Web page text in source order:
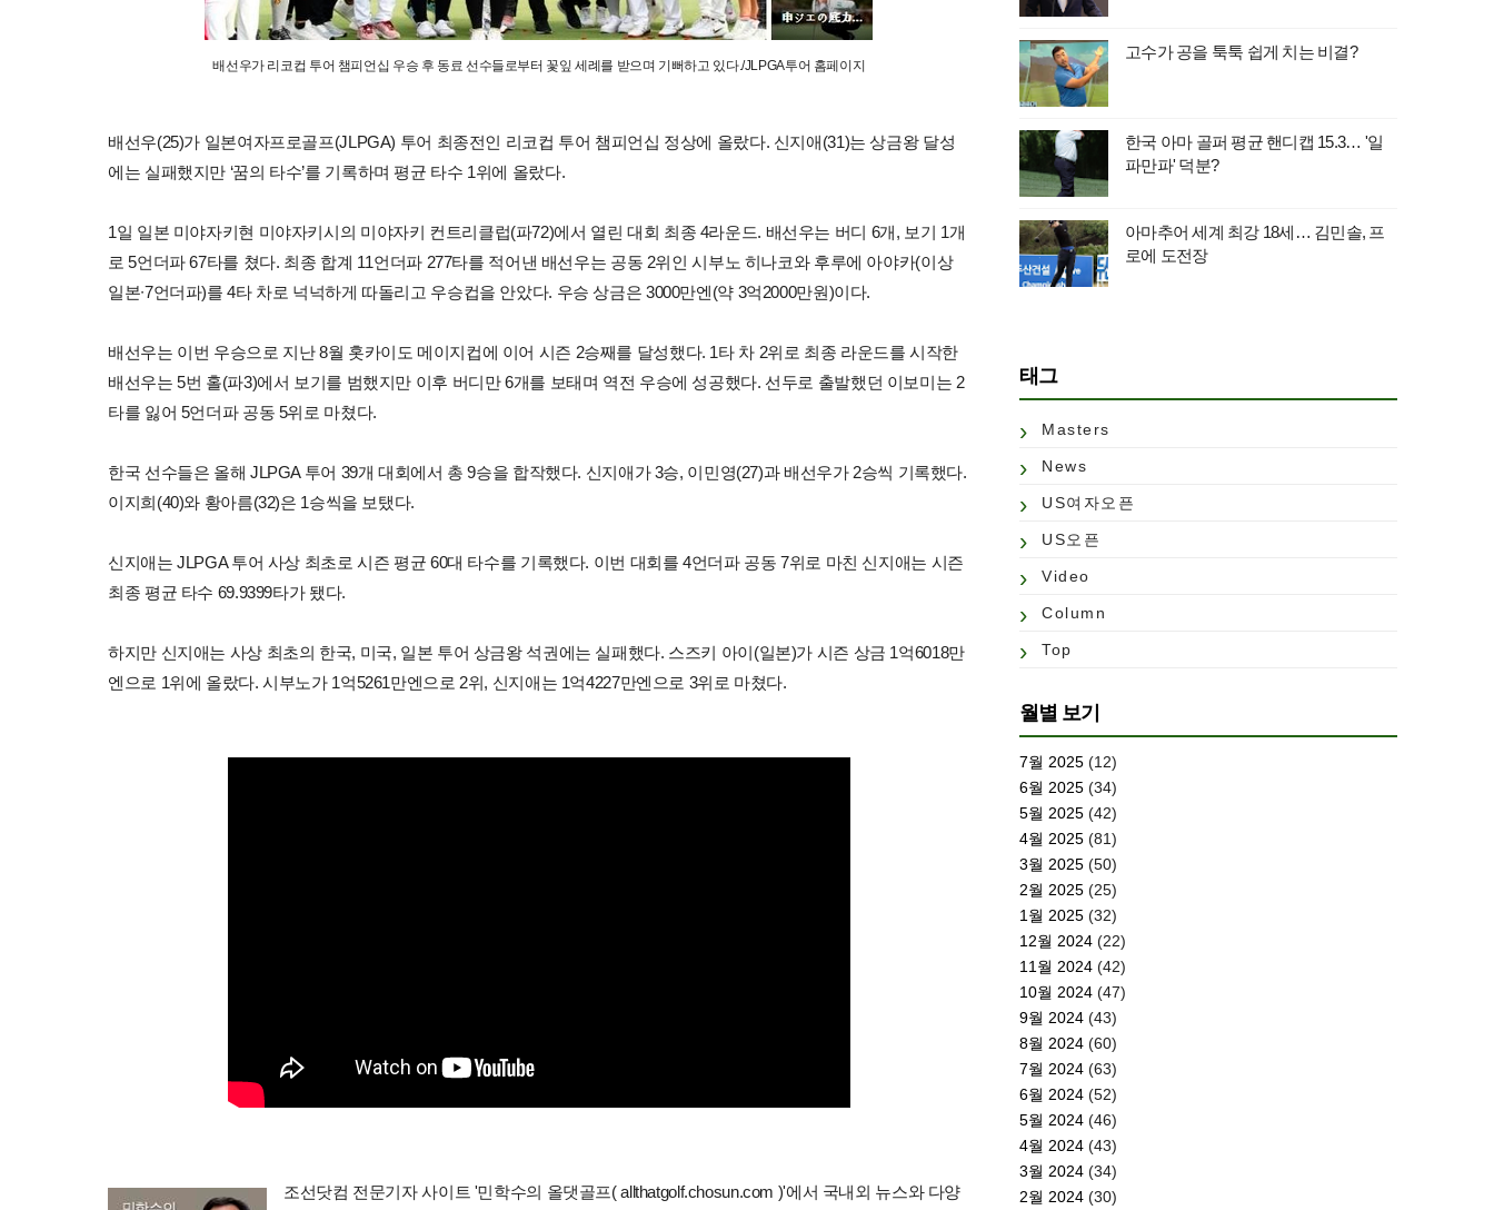
배선우가 리코컵 투어 챔피언십 우승 후 동료 선수들로부터 꽃잎 세례를 받으며 기뻐하고 있다./JLPGA투어 홈페이지
배선우(25)가 일본여자프로골프(JLPGA) 투어 최종전인 리코컵 투어 챔피언십 정상에 올랐다. 신지애(31)는 상금왕 달성
에는 실패했지만 ‘꿈의 타수’를 기록하며 평균 타수 1위에 올랐다.
1일 일본 미야자키현 미야자키시의 미야자키 컨트리클럽(파72)에서 열린 대회 최종 4라운드. 배선우는 버디 6개, 보기 1개
로 5언더파 67타를 쳤다. 최종 합계 11언더파 277타를 적어낸 배선우는 공동 2위인 시부노 히나코와 후루에 아야카(이상
일본∙7언더파)를 4타 차로 넉넉하게 따돌리고 우승컵을 안았다. 우승 상금은 3000만엔(약 3억2000만원)이다.
배선우는 이번 우승으로 지난 8월 홋카이도 메이지컵에 이어 시즌 2승째를 달성했다. 1타 차 2위로 최종 라운드를 시작한
배선우는 5번 홀(파3)에서 보기를 범했지만 이후 버디만 6개를 보태며 역전 우승에 성공했다. 선두로 출발했던 이보미는 2
타를 잃어 5언더파 공동 5위로 마쳤다.
한국 선수들은 올해 JLPGA 투어 39개 대회에서 총 9승을 합작했다. 신지애가 3승, 이민영(27)과 배선우가 2승씩 기록했다.
이지희(40)와 황아름(32)은 1승씩을 보탰다.
신지애는 JLPGA 투어 사상 최초로 시즌 평균 60대 타수를 기록했다. 이번 대회를 4언더파 공동 7위로 마친 신지애는 시즌
최종 평균 타수 69.9399타가 됐다.
하지만 신지애는 사상 최초의 한국, 미국, 일본 투어 상금왕 석권에는 실패했다. 스즈키 아이(일본)가 시즌 상금 1억6018만
엔으로 1위에 올랐다. 시부노가 1억5261만엔으로 2위, 신지애는 1억4227만엔으로 3위로 마쳤다.
조선닷컴 전문기자 사이트 '민학수의 올댓골프( allthatgolf.chosun.com )'에서 국내외 뉴스와 다양
고수가 공을 툭툭 쉽게 치는 비결?
한국 아마 골퍼 평균 핸디캡 15.3… '일
파만파' 덕분?
아마추어 세계 최강 18세… 김민솔, 프
로에 도전장
태그
Masters
News
US여자오픈
US오픈
Video
Column
Top
월별 보기
7월 2025 (12)
6월 2025 (34)
5월 2025 (42)
4월 2025 (81)
3월 2025 (50)
2월 2025 (25)
1월 2025 (32)
12월 2024 (22)
11월 2024 (42)
10월 2024 (47)
9월 2024 (43)
8월 2024 (60)
7월 2024 (63)
6월 2024 (52)
5월 2024 (46)
4월 2024 (43)
3월 2024 (34)
2월 2024 (30)